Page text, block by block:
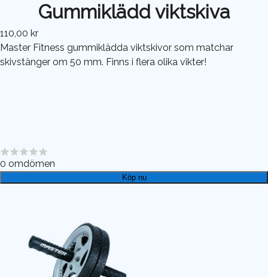
Gummiklädd viktskiva
110,00 kr
Master Fitness gummiklädda viktskivor som matchar
skivstänger om 50 mm. Finns i flera olika vikter!
0 omdömen
Köp nu